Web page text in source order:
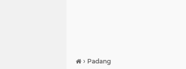
› Padang